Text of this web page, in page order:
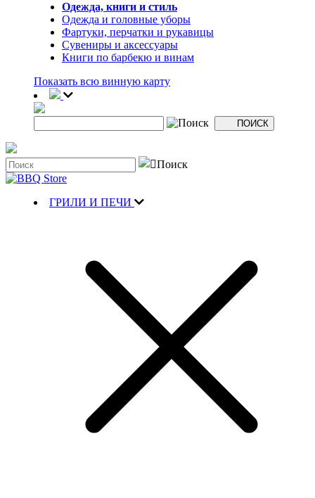
Одежда, книги и стиль
Одежда и головные уборы
Фартуки, перчатки и рукавицы
Сувениры и аксессуары
Книги по барбекю и винам
Показать всю винную карту
ГРИЛИ И ПЕЧИ